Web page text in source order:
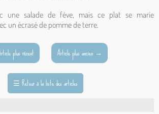
une salade de fève, mais ce plat se marie
un écrasé de pomme de terre.
plus récent Article plus ancien →
☰Retour à la liste des articles